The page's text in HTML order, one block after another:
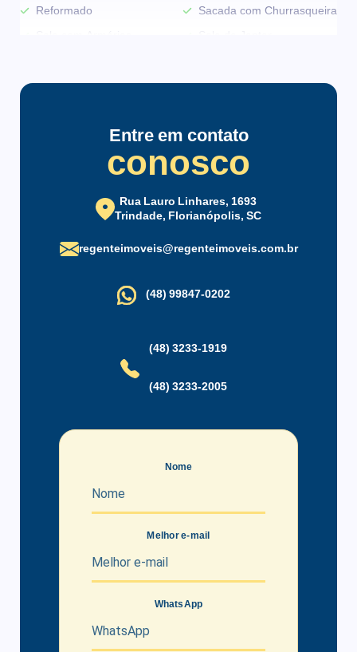
Reformado
Sacada com Churrasqueira
Vista para o Mar
Vista Panorâmica
Infraestrutura do condomínio
Churrasqueira Coletiva
Condomínio Fechado
Estacionamento para
Gás Central
Guarita
Interfone
Portaria 24 Horas
Entre em contato
conosco
Rua Lauro Linhares, 1693
Trindade, Florianópolis, SC
regenteimoveis@regenteimoveis.com.br
(48) 99847-0202
(48) 3233-1919
(48) 3233-2005
Nome
Melhor e-mail
WhatsApp